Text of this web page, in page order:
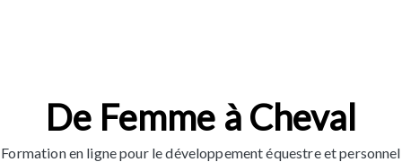
De Femme à Cheval
Formation en ligne pour le développement équestre et personnel